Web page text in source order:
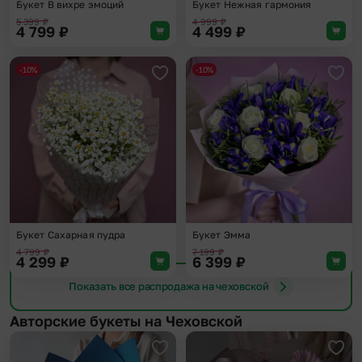
Букет В вихре эмоций
5 399₽
4 799 ₽
Букет Нежная гармония
4 999₽
4 499 ₽
Добавить в избранное
-10%
Букет Сахарная пудра
4 799₽
4 299 ₽
-10%
Букет Эмма
7 199₽
6 399 ₽
Показать все распродажа на чеховской
Авторские букеты на Чеховской